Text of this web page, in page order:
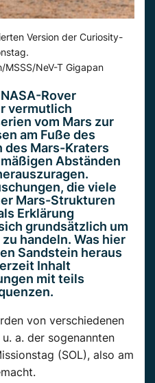
Version der Curiosity-
NeV-T Gigapan
Rover
vermutlich
vom Mars zur
am Fuße des
des Mars-Kraters
Abständen
die viele
Mars-Strukturen
Erklärung
grundsätzlich um
handeln. Was hier
Sandstein heraus
Inhalt
mit teils
von verschiedenen
a. der sogenannten
(SOL), also am